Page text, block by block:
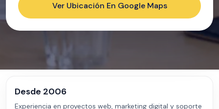
Ver Ubicación En Google Maps
Desde 2006
Experiencia en proyectos web, marketing digital y soporte